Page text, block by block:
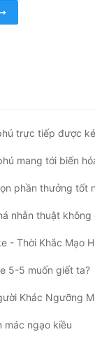
trực tiếp được
mang tới biến
phần thưởng tốt
nhẫn thuật không
- Thời Khắc Mạo
5-5 muốn giết ta?
Khác Ngưỡng
mác ngạo kiều